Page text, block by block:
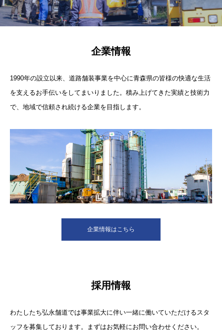
企業情報
1990年の設立以来、道路舗装事業を中心に青森県の皆様の快適な生活
を支えるお手伝いをしてまいりました。積み上げてきた実績と技術力
で、地域で信頼され続ける企業を目指します。
企業情報はこちら
採用情報
わたしたち弘永舗道では事業拡大に伴い一緒に働いていただけるスタ
ッフを募集しております。まずはお気軽にお問い合わせください。